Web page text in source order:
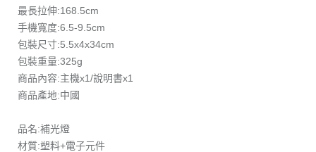
最長拉伸:168.5cm
手機寬度:6.5-9.5cm
包裝尺寸:5.5x4x34cm
包裝重量:325g
商品內容:主機x1/說明書x1
商品產地:中國
品名:補光燈
材質:塑料+電子元件